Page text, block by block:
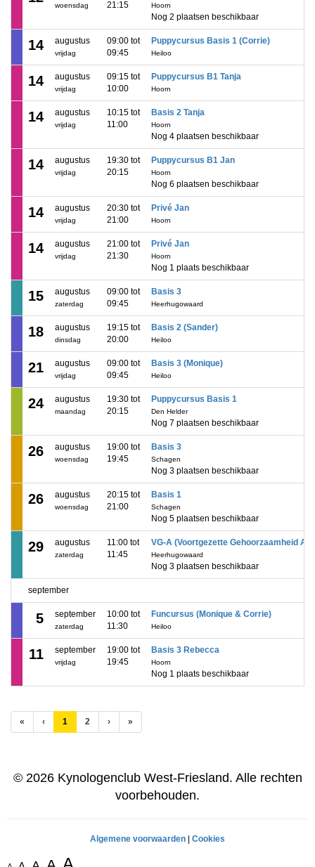
woensdag
21:15
Hoorn
Nog 2 plaatsen beschikbaar
14 augustus
vrijdag
09:00 tot
09:45
Puppycursus Basis 1 (Corrie)
Heiloo
14 augustus
vrijdag
09:15 tot
10:00
Puppycursus B1 Tanja
Hoorn
14 augustus
vrijdag
10:15 tot
11:00
Basis 2 Tanja
Hoorn
Nog 4 plaatsen beschikbaar
14 augustus
vrijdag
19:30 tot
20:15
Puppycursus B1 Jan
Hoorn
Nog 6 plaatsen beschikbaar
14 augustus
vrijdag
20:30 tot
21:00
Privé Jan
Hoorn
14 augustus
vrijdag
21:00 tot
21:30
Privé Jan
Hoorn
Nog 1 plaats beschikbaar
15 augustus
zaterdag
09:00 tot
09:45
Basis 3
Heerhugowaard
18 augustus
dinsdag
19:15 tot
20:00
Basis 2 (Sander)
Heiloo
21 augustus
vrijdag
09:00 tot
09:45
Basis 3 (Monique)
Heiloo
24 augustus
maandag
19:30 tot
20:15
Puppycursus Basis 1
Den Helder
Nog 7 plaatsen beschikbaar
26 augustus
woensdag
19:00 tot
19:45
Basis 3
Schagen
Nog 3 plaatsen beschikbaar
26 augustus
woensdag
20:15 tot
21:00
Basis 1
Schagen
Nog 5 plaatsen beschikbaar
29 augustus
zaterdag
11:00 tot
11:45
VG-A (Voortgezette Gehoorzaamheid A)
Heerhugowaard
Nog 3 plaatsen beschikbaar
september
5 september
zaterdag
10:00 tot
11:30
Funcursus (Monique & Corrie)
Heiloo
11 september
vrijdag
19:00 tot
19:45
Basis 3 Rebecca
Hoorn
Nog 1 plaats beschikbaar
« ‹ 1 (huidige)
2 › »
© 2026 Kynologenclub West-Friesland. Alle rechten
voorbehouden.
Algemene voorwaarden Cookies